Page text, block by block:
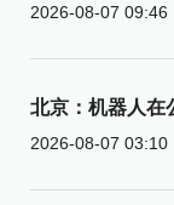
2026-08-07 09:46
北京：机器人在
2026-08-07 03:10